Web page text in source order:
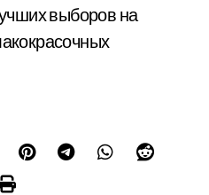
выборов на